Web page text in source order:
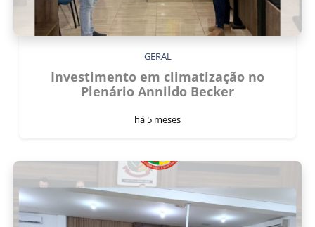
GERAL
Investimento em climatização no
Plenário Annildo Becker
há 5 meses